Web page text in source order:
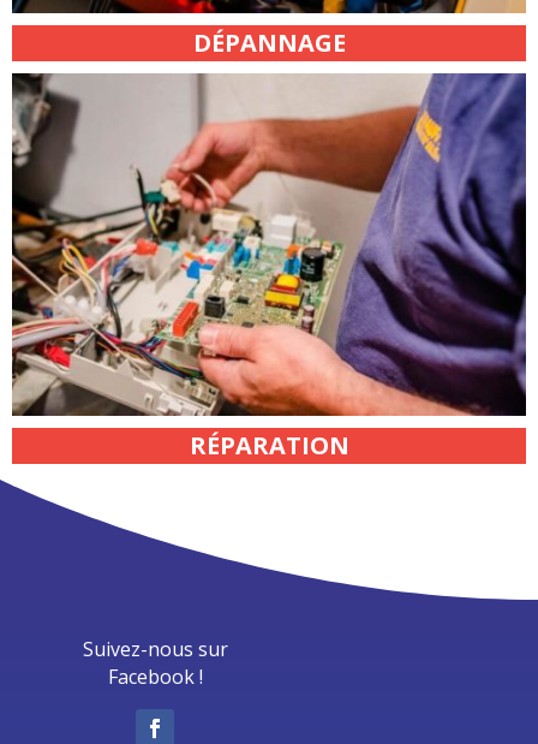
DÉPANNAGE
RÉPARATION
Suivez-nous sur
Facebook !